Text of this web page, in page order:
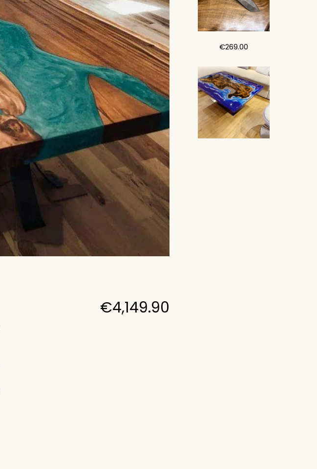
€4,149.90
€269.00